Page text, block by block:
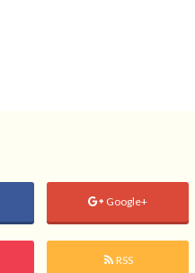
Google+
RSS